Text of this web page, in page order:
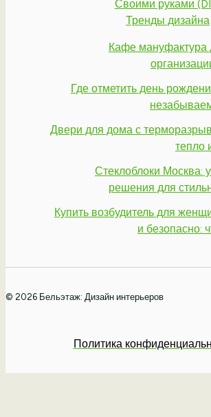
Своими руками
Тренды дизайна
Кафе мануфактура
Где отметить день
Двери для дома с
тепло
Стеклоблоки Москва:
решения для
Купить возбудитель для
и безопасно:
© 2026 Бельэтаж: Дизайн интерьеров
Политика